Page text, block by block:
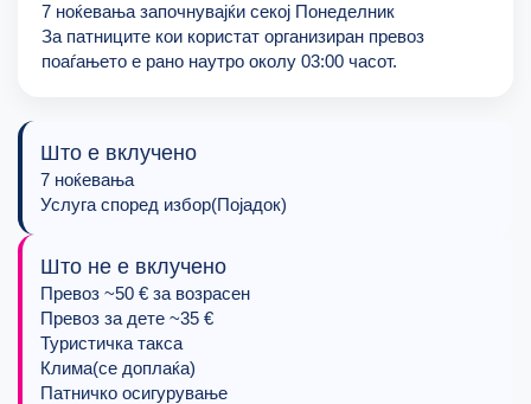
7 ноќевања започнувајќи секој Понеделник
За патниците кои користат организиран превоз
поаѓањето е рано наутро околу 03:00 часот.
Што е вклучено
7 ноќевања
Услуга според избор(Појадок)
Што не е вклучено
Превоз ~50 € за возрасен
Превоз за дете ~35 €
Туристичка такса
Клима(се доплаќа)
Патничко осигурување